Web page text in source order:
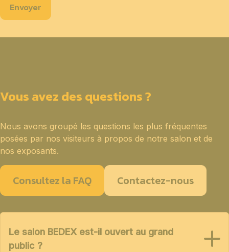
Envoyer
Vous avez des questions ?
Nous avons groupé les questions les plus fréquentes
posées par nos visiteurs à propos de notre salon et de
nos exposants.
Consultez la FAQ Contactez-nous
Le salon BEDEX est-il ouvert au grand
public ?